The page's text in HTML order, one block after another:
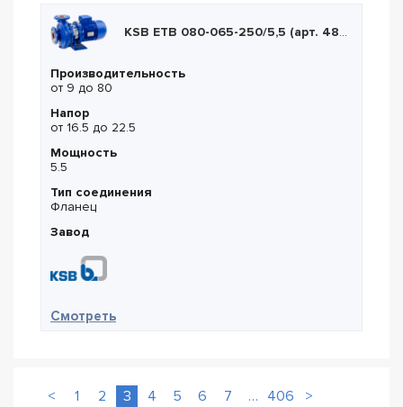
KSB ETB 080-065-250/5,5 (арт. 48231481)
Производительность
от 9 до 80
Напор
от 16.5 до 22.5
Мощность
5.5
Тип соединения
Фланец
Завод
Смотреть— KSB ETB 080-065-250/5,5 (арт.
< 1 2 3 4 5 6 7 … 406 >